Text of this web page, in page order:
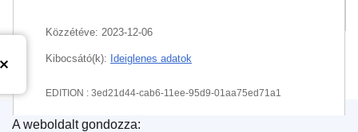
Közzétéve: 2023-12-06
Kibocsátó(k): Ideiglenes adatok
EDITION : 3ed21d44-cab6-11ee-95d9-01aa75ed71a1
EDITION : 4a072ba6-5989-11ef-acbc-01aa75ed71a1
A weboldalt gondozza: